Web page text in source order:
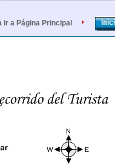
ir a Página Principal